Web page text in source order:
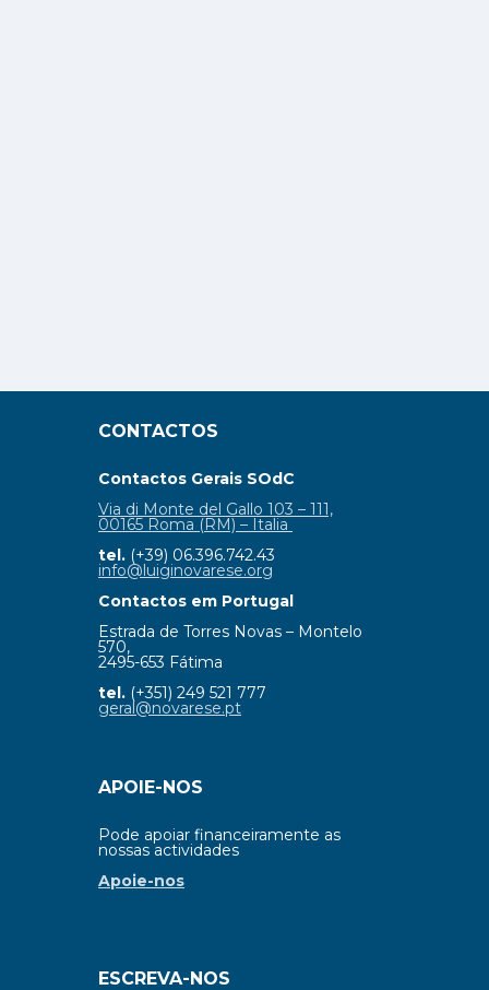
CONTACTOS
Contactos Gerais SOdC
Via di Monte del Gallo 103 – 111,
00165 Roma (RM) – Italia
tel. (+39) 06.396.742.43
info@luiginovarese.org
Contactos em Portugal
Estrada de Torres Novas – Montelo
570,
2495-653 Fátima
tel. (+351) 249 521 777
geral@novarese.pt
APOIE-NOS
Pode apoiar financeiramente as
nossas actividades
Apoie-nos
ESCREVA-NOS